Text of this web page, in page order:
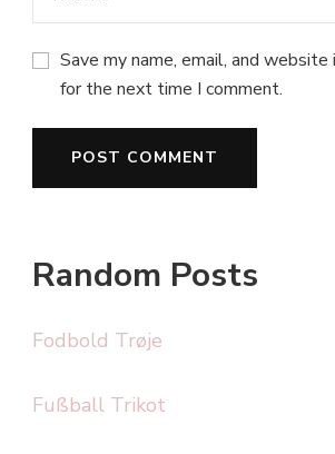
Save my name, email, and
for the next time I comment.
Random Posts
Fodbold Trøje
Fußball Trikot